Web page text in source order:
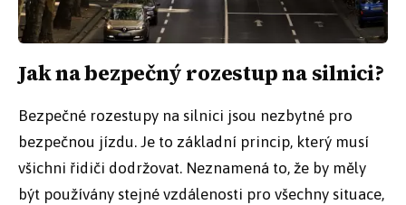
Jak na bezpečný rozestup na silnici?
Bezpečné rozestupy na silnici jsou nezbytné pro
bezpečnou jízdu. Je to základní princip, který musí
všichni řidiči dodržovat. Neznamená to, že by měly
být používány stejné vzdálenosti pro všechny situace,